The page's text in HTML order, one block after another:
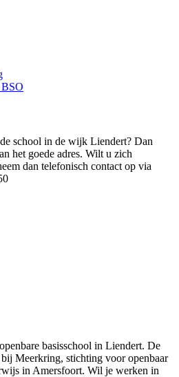
school in de wijk Liendert? Dan
het goede adres. Wilt u zich
dan telefonisch contact op via
openbare basisschool in Liendert. De
Meerkring, stichting voor openbaar
in Amersfoort. Wil je werken in